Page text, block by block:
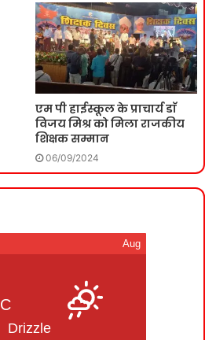
एम पी हाईस्कूल के प्राचार्य डाॅ
विजय मिश्र को मिला राजकीय
शिक्षक सम्मान
06/09/2024
Aug
C
Drizzle